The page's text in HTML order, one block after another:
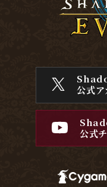
公式ア
公式